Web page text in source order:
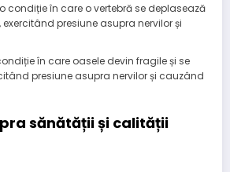
condiție în care o vertebră se deplasează
presiune asupra nervilor și
în care oasele devin fragile și se
presiune asupra nervilor și cauzând
sănătății și calității